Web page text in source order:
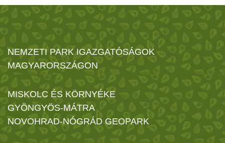
NEMZETI PARK IGAZGATÓSÁGOK
MAGYARORSZÁGON
MISKOLC ÉS KÖRNYÉKE
GYÖNGYÖS-MÁTRA
NOVOHRAD-NÓGRÁD GEOPARK